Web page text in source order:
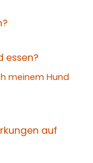
essen?
meinem Hund
auf